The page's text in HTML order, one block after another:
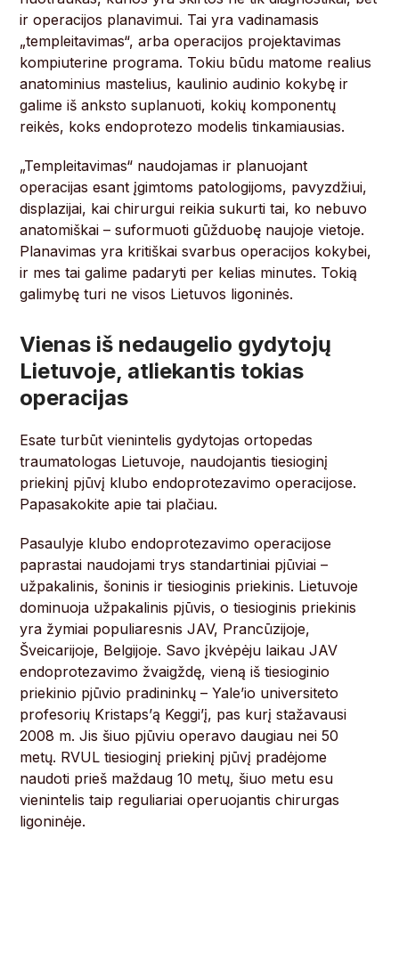
ir operacijos planavimui. Tai yra vadinamasis
„templeitavimas“, arba operacijos projektavimas
kompiuterine programa. Tokiu būdu matome realius
anatominius mastelius, kaulinio audinio kokybę ir
galime iš anksto suplanuoti, kokių komponentų
reikės, koks endoprotezo modelis tinkamiausias.
„Templeitavimas“ naudojamas ir planuojant
operacijas esant įgimtoms patologijoms, pavyzdžiui,
displazijai, kai chirurgui reikia sukurti tai, ko nebuvo
anatomiškai – suformuoti gūžduobę naujoje vietoje.
Planavimas yra kritiškai svarbus operacijos kokybei,
ir mes tai galime padaryti per kelias minutes. Tokią
galimybę turi ne visos Lietuvos ligoninės.
Vienas iš nedaugelio gydytojų
Lietuvoje, atliekantis tokias
operacijas
Esate turbūt vienintelis gydytojas ortopedas
traumatologas Lietuvoje, naudojantis tiesioginį
priekinį pjūvį klubo endoprotezavimo operacijose.
Papasakokite apie tai plačiau.
Pasaulyje klubo endoprotezavimo operacijose
paprastai naudojami trys standartiniai pjūviai –
užpakalinis, šoninis ir tiesioginis priekinis. Lietuvoje
dominuoja užpakalinis pjūvis, o tiesioginis priekinis
yra žymiai populiaresnis JAV, Prancūzijoje,
Šveicarijoje, Belgijoje. Savo įkvėpėju laikau JAV
endoprotezavimo žvaigždę, vieną iš tiesioginio
priekinio pjūvio pradininkų – Yale’io universiteto
profesorių Kristaps’ą Keggi’į, pas kurį stažavausi
2008 m. Jis šiuo pjūviu operavo daugiau nei 50
metų. RVUL tiesioginį priekinį pjūvį pradėjome
naudoti prieš maždaug 10 metų, šiuo metu esu
vienintelis taip reguliariai operuojantis chirurgas
ligoninėje.